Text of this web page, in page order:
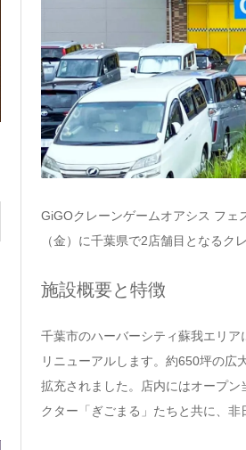
GiGOクレーンゲームオアシス フェ
（金）に千葉県で2店舗目となるク
施設概要と特徴
千葉市のハーバーシティ蘇我エリ
リニューアルします。約650坪の広
拡充されました。店内にはオープ
クター「ぎごまる」たちと共に、非